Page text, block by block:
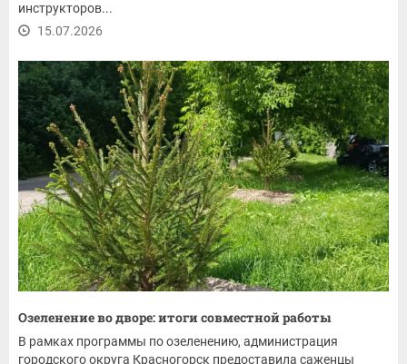
инструкторов...
15.07.2026
Озеленение во дворе: итоги совместной работы
В рамках программы по озеленению, администрация
городского округа Красногорск предоставила саженцы